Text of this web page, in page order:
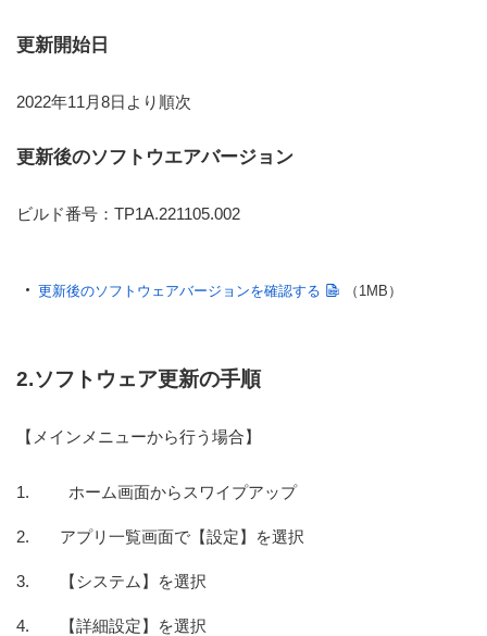
更新開始日
2022年11月8日より順次
更新後のソフトウエアバージョン
ビルド番号：TP1A.221105.002
更新後のソフトウェアバージョンを確認する （1MB）
2.ソフトウェア更新の手順
【メインメニューから行う場合】
ホーム画面からスワイプアップ
アプリ一覧画面で【設定】を選択
【システム】を選択
【詳細設定】を選択